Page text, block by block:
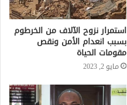
استمرار نزوح الآلاف من الخرطوم
بسبب انعدام الأمن ونقص
مقومات الحياة
مايو 2, 2023